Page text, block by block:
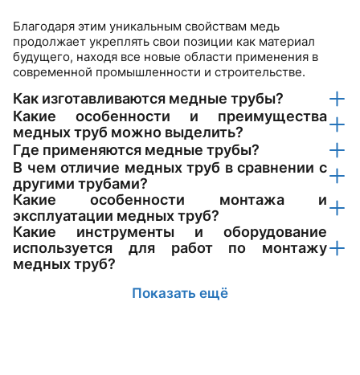
Благодаря этим уникальным свойствам медь
продолжает укреплять свои позиции как материал
будущего, находя все новые области применения в
современной промышленности и строительстве.
Как изготавливаются медные трубы?
Какие особенности и преимущества
медных труб можно выделить?
Где применяются медные трубы?
В чем отличие медных труб в сравнении с
другими трубами?
Какие особенности монтажа и
эксплуатации медных труб?
Какие инструменты и оборудование
используется для работ по монтажу
медных труб?
Показать ещё